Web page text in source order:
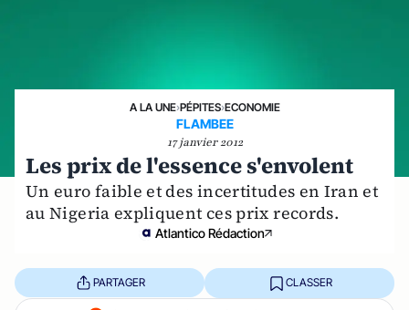
A LA UNE›PÉPITES›ECONOMIE
FLAMBEE
17 janvier 2012
Les prix de l'essence s'envolent
Un euro faible et des incertitudes en Iran et
au Nigeria expliquent ces prix records.
Atlantico Rédaction
PARTAGER CLASSER